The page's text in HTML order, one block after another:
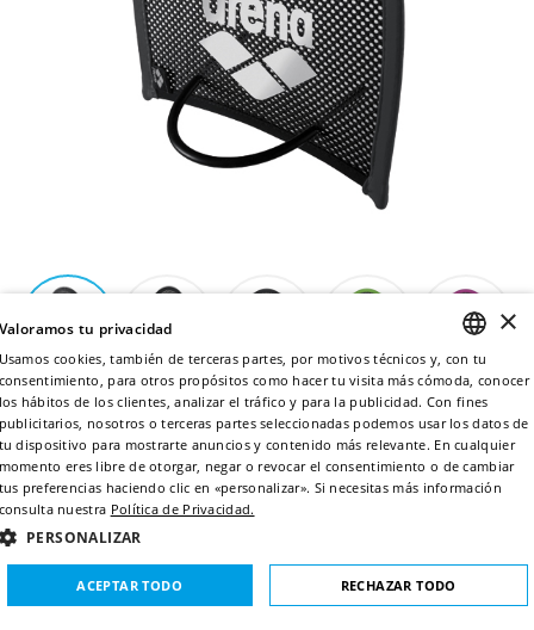
Flex Paddles
La última creación de arena para los entrenamiento
intensos. La superficie de malla flexible permite sentir el
ENGLISH
FRENCH
×
tu privacidad
cookies, también de terceras partes, por motivos técnicos y, con tu
para otros propósitos como hacer tu visita más cómoda, conocer
hábitos de los clientes, analizar el tráfico y para la publicidad. Con fines
nosotros o terceras partes seleccionadas podemos usar los datos de
dispositivo para mostrarte anuncios y contenido más relevante. En cualquier
eres libre de otorgar, negar o revocar el consentimiento o de cambiar
preferencias haciendo clic en «personalizar». Si necesitas más información
nuestra Política de Privacidad.
PERSONALIZAR
ACEPTAR TODO RECHAZAR TODO